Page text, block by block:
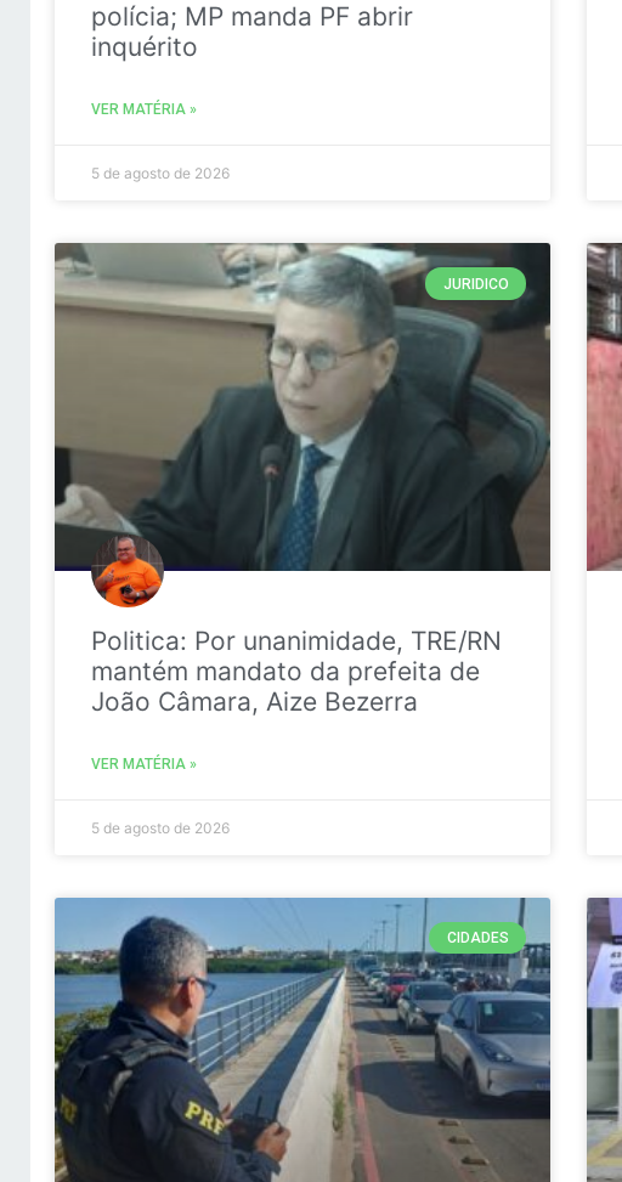
polícia; MP manda PF abrir
inquérito
VER MATÉRIA »
5 de agosto de 2026
JURIDICO
Politica: Por unanimidade, TRE/RN
mantém mandato da prefeita de
João Câmara, Aize Bezerra
VER MATÉRIA »
5 de agosto de 2026
CIDADES